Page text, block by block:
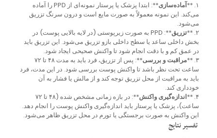
۱. **
آماده‌سازی
**: ابتدا پزشک یا پرستار نمونه‌ای از PPD را آماده
می‌کند. این نمونه معمولاً به صورت مایع است و درون سرنگ تزریق
می‌شود.
۲. **
تزریق
**: PPD به صورت زیرپوستی (در لایه بالایی پوست) در
بخش داخلی ساعد یا سطح داخلی بازو تزریق می‌شود. این تزریق باید
در عمق کم و با دقت انجام شود تا واکنش صحیحی ایجاد شود.
۳. **
مراقبت و بررسی
**: پس از تزریق، فرد باید به مدت ۴۸ تا ۷۲
ساعت تحت نظر باشد تا واکنش پوست بررسی شود. در این مدت، فرد
باید به مراقبت از محل تزریق توجه کند و از مالش یا فشار به آن
خودداری کند.
۴. **
اندازه‌گیری واکنش
**: در بازه زمانی مشخص شده (۴۸ تا ۷۲
ساعت)، پزشک یا پرستار باید اندازه‌گیری واکنش پوست را انجام دهد.
این واکنش به صورت برجستگی یا تورم در محل تزریق ظاهر می‌شود.
تفسیر نتایج